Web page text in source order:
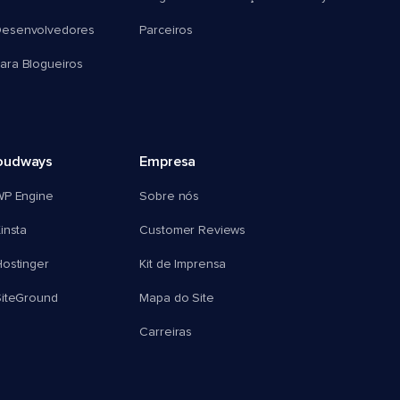
Blogueiros
Parceiros
Engine
Empresa
Sobre nós
Customer Reviews
Kit de Imprensa
Mapa do Site
Carreiras